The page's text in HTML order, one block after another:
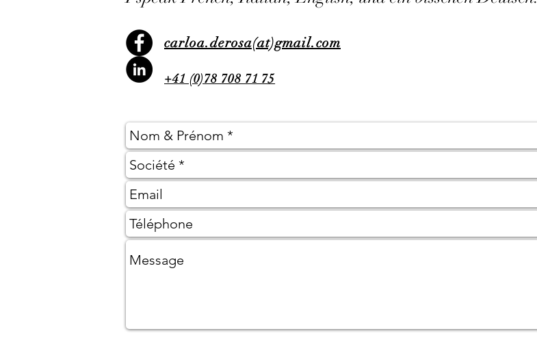
carloa.derosa(at)gmail.com
+41 (0)78 708 71 75